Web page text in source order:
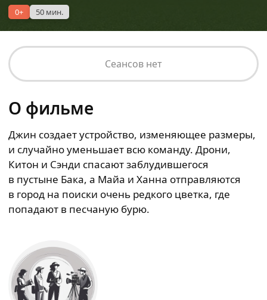
0+ 50 мин.
Сеансов нет
О фильме
Джин создает устройство, изменяющее размеры,
и случайно уменьшает всю команду. Дрони,
Китон и Сэнди спасают заблудившегося
в пустыне Бака, а Майа и Ханна отправляются
в город на поиски очень редкого цветка, где
попадают в песчаную бурю.